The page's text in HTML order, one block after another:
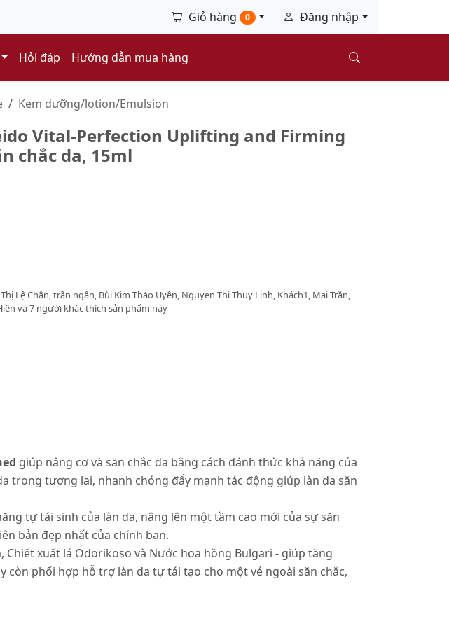
Giỏ hàng 0 Đăng nhập
Hỏi đáp Hướng dẫn mua hàng
Kem dưỡng/lotion/Emulsion
Vital-Perfection Uplifting and Firming
chắc da, 15ml
Lệ Chân, trần ngân, Bùi Kim Thảo Uyên, Nguyen Thi Thuy Linh, Khách1, Mai Trần,
và 7 người khác thích sản phẩm này
giúp nâng cơ và săn chắc da bằng cách đánh thức khả năng của
trong tương lai, nhanh chóng đẩy mạnh tác động giúp làn da săn
tự tái sinh của làn da, nâng lên một tầm cao mới của sự săn
bản đẹp nhất của chính bạn.
xuất lá Odorikoso và Nước hoa hồng Bulgari - giúp tăng
phối hợp hỗ trợ làn da tự tái tạo cho một vẻ ngoài săn chắc,